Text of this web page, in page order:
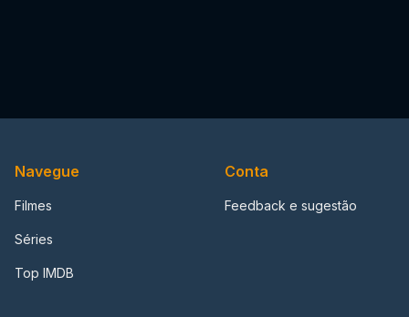
Navegue
Filmes
Séries
Top IMDB
Conta
Feedback e sugestão